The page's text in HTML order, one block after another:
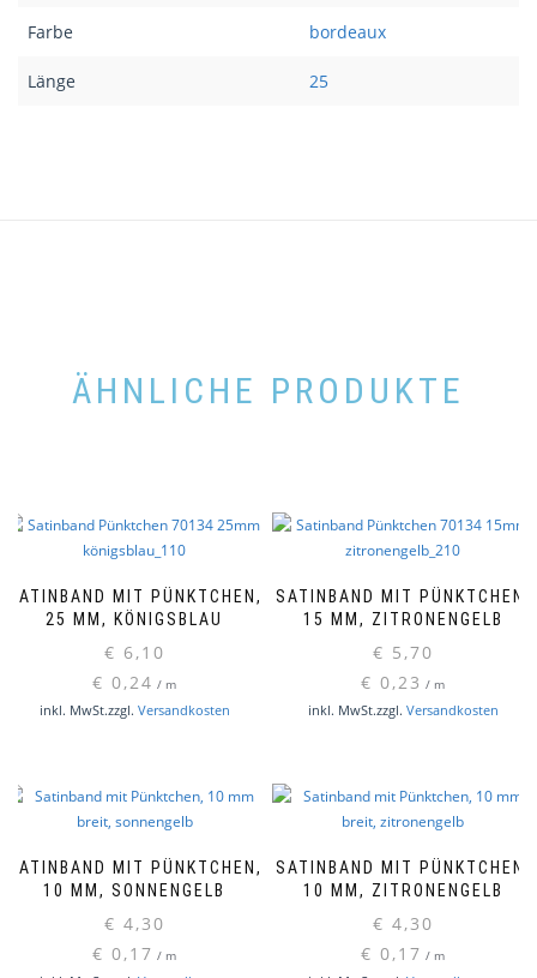
Farbe bordeaux
Länge 25
ÄHNLICHE PRODUKTE
SATINBAND MIT PÜNKTCHEN,
25 MM, KÖNIGSBLAU
€ 6,10
€ 0,24 / m
inkl. MwSt.zzgl. Versandkosten
SATINBAND MIT PÜNKTCHEN,
15 MM, ZITRONENGELB
€ 5,70
€ 0,23 / m
inkl. MwSt.zzgl. Versandkosten
SATINBAND MIT PÜNKTCHEN,
10 MM, SONNENGELB
€ 4,30
€ 0,17 / m
SATINBAND MIT PÜNKTCHEN,
10 MM, ZITRONENGELB
€ 4,30
€ 0,17 / m